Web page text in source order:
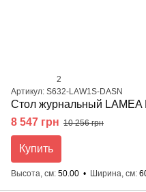
2
Артикул: S632-LAW1S-DASN
Стол журнальный LAMEA
8 547 грн 10 256 грн
Купить
Высота, см 50.00 Ширина, см